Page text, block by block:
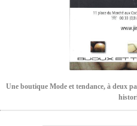
Une boutique Mode et tendance, à deux